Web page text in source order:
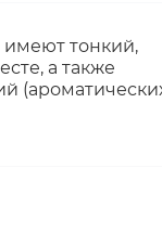
имеют тонкий,
а также